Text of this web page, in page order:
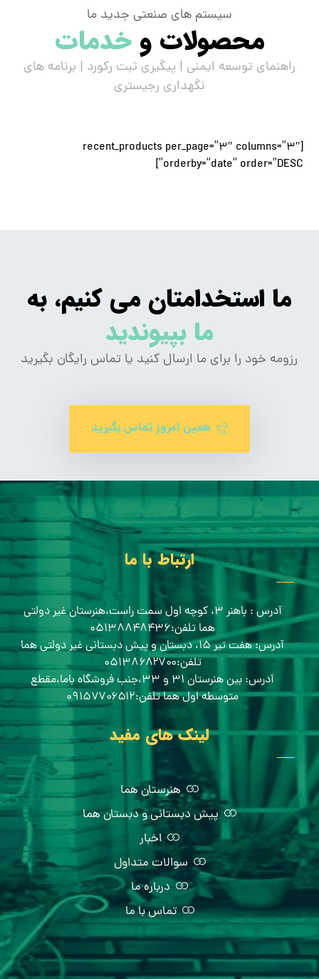
سیستم های صنعتی جدید ما
محصولات وخدمات
راهنمای توسعه ایمنی | پیگیری ثبت رکورد | برنامه های
نگهداری رجیستری
[recent_products per_page=”3″ columns=”3″
orderby=”date” order=”DESC”]
ما استخدامتان می کنیم، به
ما بپیوندید
رزومه خود را برای ما ارسال کنید یا تماس رایگان بگیرید
همین امروز تماس بگیرید
ارتباط با ما
آدرس : باهنر ۳، کوچه اول سمت راست،هنرستان غیر دولتی
هما تلفن:۰۵۱۳۸۸۴۸۴۳۶
آدرس: هفت تیر ۱۵، دبستان و پیش دبستانی غیر دولتی هما
تلفن:۰۵۱۳۸۶۸۲۷۰۰
آدرس: بین هنرستان ۳۱ و ۳۳،جنب فروشگاه باما،مقطع
متوسطه اول هما تلفن:۰۹۱۵۷۷۰۶۵۱۲
لینک های مفید
هنرستان هما
پیش دبستانی و دبستان هما
اخبار
سوالات متداول
درباره ما
تماس با ما